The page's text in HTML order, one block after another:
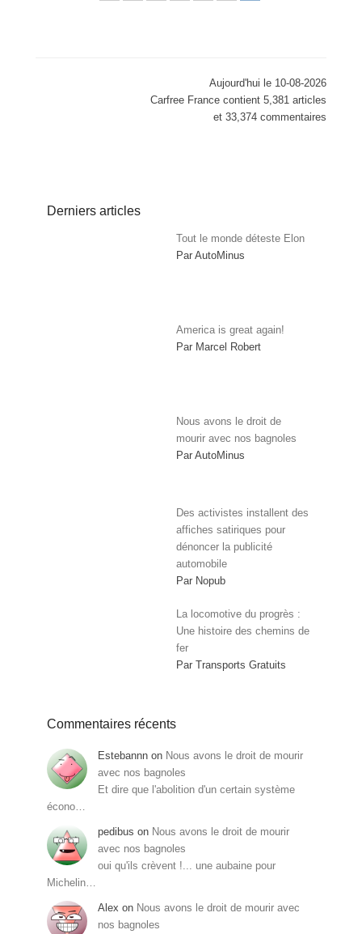
Aujourd'hui le 10-08-2026
Carfree France contient 5,381 articles
et 33,374 commentaires
Derniers articles
Tout le monde déteste Elon
Par AutoMinus
America is great again!
Par Marcel Robert
Nous avons le droit de
mourir avec nos bagnoles
Par AutoMinus
Des activistes installent des
affiches satiriques pour
dénoncer la publicité
automobile
Par Nopub
La locomotive du progrès :
Une histoire des chemins de
fer
Par Transports Gratuits
Commentaires récents
Estebannn on Nous avons le droit de mourir
avec nos bagnoles
Et dire que l'abolition d'un certain système
écono…
pedibus on Nous avons le droit de mourir
avec nos bagnoles
oui qu'ils crèvent !... une aubaine pour
Michelin…
Alex on Nous avons le droit de mourir avec
nos bagnoles